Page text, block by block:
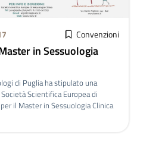
Convenzioni
in Sessuologia
di Puglia ha stipulato una
Scientifica Europea di
il Master in Sessuologia Clinica